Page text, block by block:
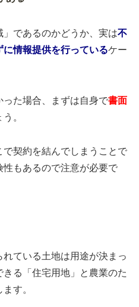
であるのかどうか、実は不
情報提供を行っているケー
った場合、まずは自身で書面
。
契約を結んでしまうことで
もあるので注意が必要で
れている土地は用途が決まっ
る「住宅用地」と農業のた
す。